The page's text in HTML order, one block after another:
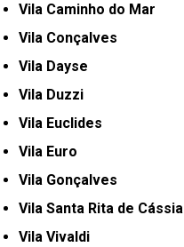
Vila Caminho do Mar
Vila Conçalves
Vila Dayse
Vila Duzzi
Vila Euclides
Vila Euro
Vila Gonçalves
Vila Santa Rita de Cássia
Vila Vivaldi